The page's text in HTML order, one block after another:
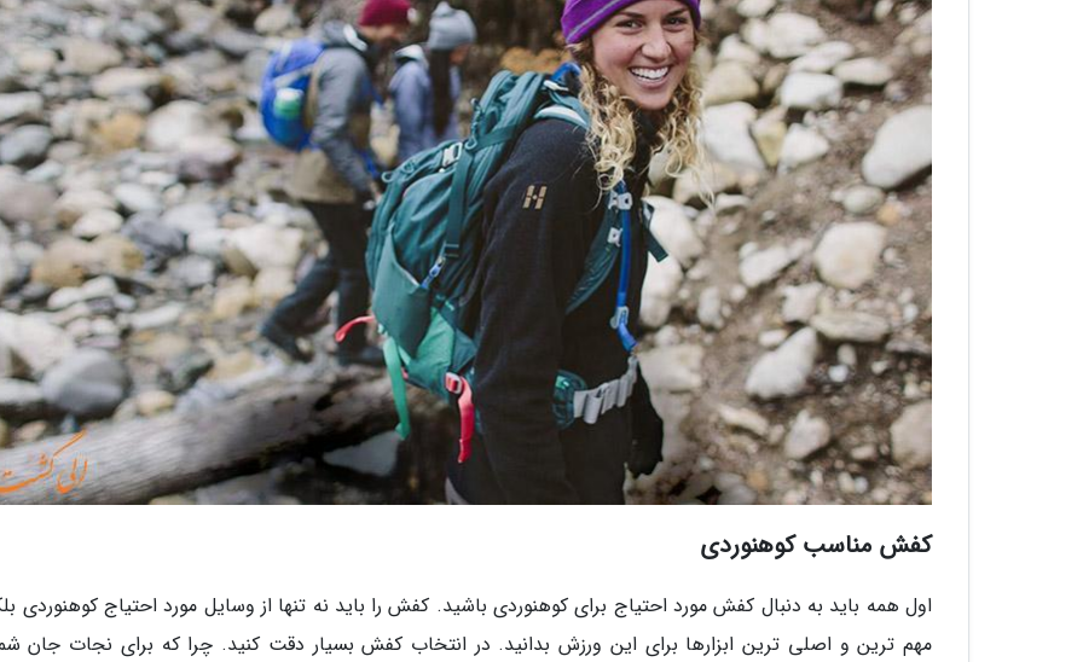
کفش مناسب کوهنوردی
اول همه باید به دنبال کفش مورد احتیاج برای کوهنوردی باشید. کفش را باید نه تنها از وسایل مورد احتیاج کوهنوردی
مهم ترین و اصلی ترین ابزارها برای این ورزش بدانید. در انتخاب کفش بسیار دقت کنید. چرا که برای نجات جان